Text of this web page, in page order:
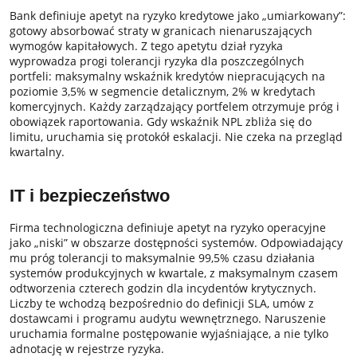
Bank definiuje apetyt na ryzyko kredytowe jako „umiarkowany”:
gotowy absorbować straty w granicach nienaruszających
wymogów kapitałowych. Z tego apetytu dział ryzyka
wyprowadza progi tolerancji ryzyka dla poszczególnych
portfeli: maksymalny wskaźnik kredytów niepracujących na
poziomie 3,5% w segmencie detalicznym, 2% w kredytach
komercyjnych. Każdy zarządzający portfelem otrzymuje próg i
obowiązek raportowania. Gdy wskaźnik NPL zbliża się do
limitu, uruchamia się protokół eskalacji. Nie czeka na przegląd
kwartalny.
IT i bezpieczeństwo
Firma technologiczna definiuje apetyt na ryzyko operacyjne
jako „niski” w obszarze dostępności systemów. Odpowiadający
mu próg tolerancji to maksymalnie 99,5% czasu działania
systemów produkcyjnych w kwartale, z maksymalnym czasem
odtworzenia czterech godzin dla incydentów krytycznych.
Liczby te wchodzą bezpośrednio do definicji SLA, umów z
dostawcami i programu audytu wewnętrznego. Naruszenie
uruchamia formalne postępowanie wyjaśniające, a nie tylko
adnotację w rejestrze ryzyka.